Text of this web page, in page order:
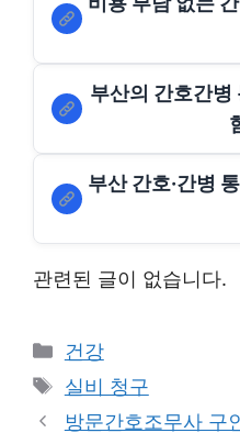
부산의 간호간병
부산 간호·간병
관련된 글이 없습니다.
Categories
건강
Tags
실비 청구
방문간호조무사 구